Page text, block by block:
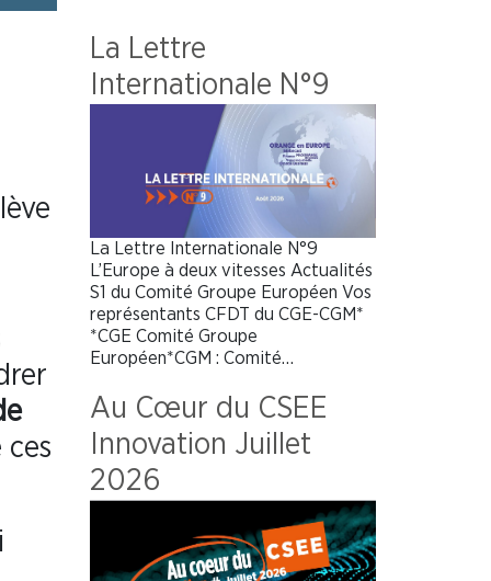
La Lettre
Internationale N°9
La Lettre Internationale N°9
L’Europe à deux vitesses Actualités
S1 du Comité Groupe Européen Vos
représentants CFDT du CGE-CGM*
*CGE Comité Groupe
Européen*CGM : Comité…
Au Cœur du CSEE
Innovation Juillet
2026